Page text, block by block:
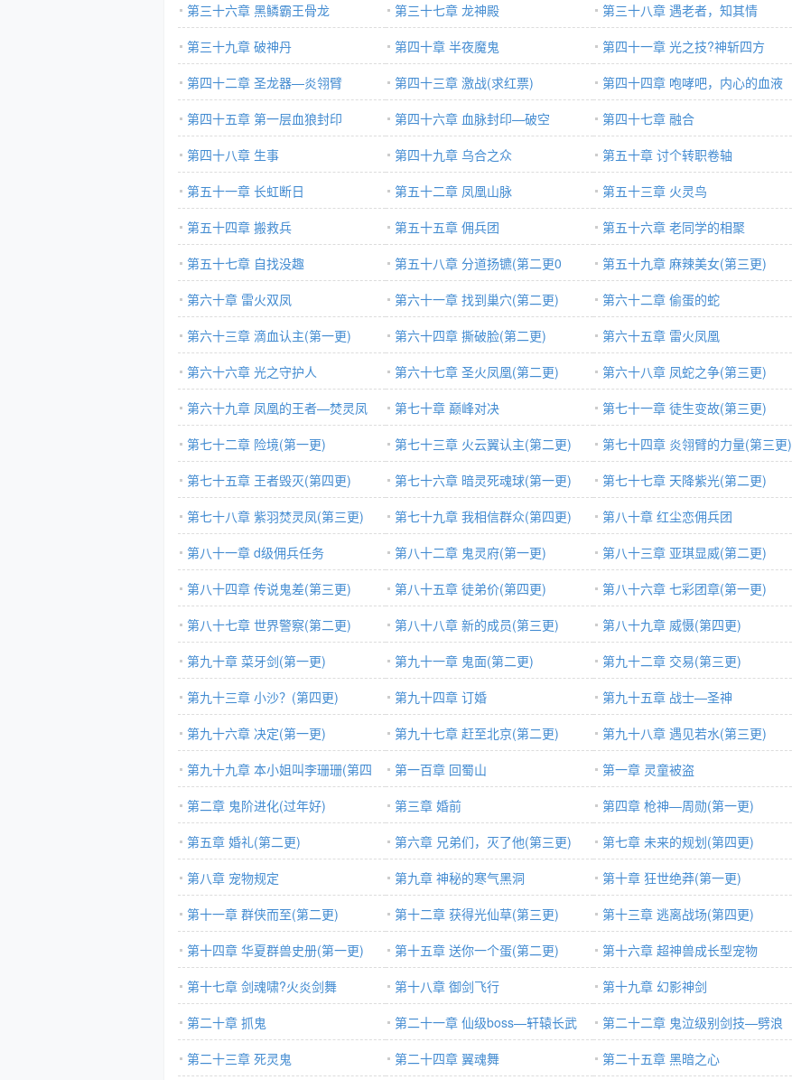
第三十六章 黑鳞霸王骨龙
第三十七章 龙神殿
第三十八章 遇老者，知其情
第三十九章 破神丹
第四十章 半夜魔鬼
第四十一章 光之技?神斩四方
第四十二章 圣龙器—炎翎臂
第四十三章 激战(求红票)
第四十四章 咆哮吧，内心的血液
第四十五章 第一层血狼封印
第四十六章 血脉封印—破空
第四十七章 融合
第四十八章 生事
第四十九章 乌合之众
第五十章 讨个转职卷轴
第五十一章 长虹断日
第五十二章 凤凰山脉
第五十三章 火灵鸟
第五十四章 搬救兵
第五十五章 佣兵团
第五十六章 老同学的相聚
第五十七章 自找没趣
第五十八章 分道扬镳(第二更0
第五十九章 麻辣美女(第三更)
第六十章 雷火双凤
第六十一章 找到巢穴(第二更)
第六十二章 偷蛋的蛇
第六十三章 滴血认主(第一更)
第六十四章 撕破脸(第二更)
第六十五章 雷火凤凰
第六十六章 光之守护人
第六十七章 圣火凤凰(第二更)
第六十八章 凤蛇之争(第三更)
第六十九章 凤凰的王者—焚灵凤
第七十章 巅峰对决
第七十一章 徒生变故(第三更)
第七十二章 险境(第一更)
第七十三章 火云翼认主(第二更)
第七十四章 炎翎臂的力量(第三更)
第七十五章 王者毁灭(第四更)
第七十六章 暗灵死魂球(第一更)
第七十七章 天降紫光(第二更)
第七十八章 紫羽焚灵凤(第三更)
第七十九章 我相信群众(第四更)
第八十章 红尘恋佣兵团
第八十一章 d级佣兵任务
第八十二章 鬼灵府(第一更)
第八十三章 亚琪显威(第二更)
第八十四章 传说鬼差(第三更)
第八十五章 徒弟价(第四更)
第八十六章 七彩团章(第一更)
第八十七章 世界警察(第二更)
第八十八章 新的成员(第三更)
第八十九章 威慑(第四更)
第九十章 菜牙剑(第一更)
第九十一章 鬼面(第二更)
第九十二章 交易(第三更)
第九十三章 小沙？(第四更)
第九十四章 订婚
第九十五章 战士—圣神
第九十六章 决定(第一更)
第九十七章 赶至北京(第二更)
第九十八章 遇见若水(第三更)
第九十九章 本小姐叫李珊珊(第四
更)
第一百章 回蜀山
第一章 灵童被盗
第二章 鬼阶进化(过年好)
第三章 婚前
第四章 枪神—周勋(第一更)
第五章 婚礼(第二更)
第六章 兄弟们，灭了他(第三更)
第七章 未来的规划(第四更)
第八章 宠物规定
第九章 神秘的寒气黑洞
第十章 狂世绝莽(第一更)
第十一章 群侠而至(第二更)
第十二章 获得光仙草(第三更)
第十三章 逃离战场(第四更)
第十四章 华夏群兽史册(第一更)
第十五章 送你一个蛋(第二更)
第十六章 超神兽成长型宠物
第十七章 剑魂啸?火炎剑舞
第十八章 御剑飞行
第十九章 幻影神剑
第二十章 抓鬼
第二十一章 仙级boss—轩辕长武
第二十二章 鬼泣级别剑技—劈浪
第二十三章 死灵鬼
第二十四章 翼魂舞 第二十五章 黑暗之心